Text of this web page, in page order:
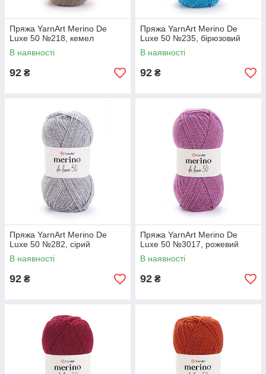
Пряжа YarnArt Merino De
Luxe 50 №218, кемел
В наявності
92 ₴
Пряжа YarnArt Merino De
Luxe 50 №235, бірюзовий
В наявності
92 ₴
Пряжа YarnArt Merino De
Luxe 50 №282, сірий
В наявності
92 ₴
Пряжа YarnArt Merino De
Luxe 50 №3017, рожевий
В наявності
92 ₴